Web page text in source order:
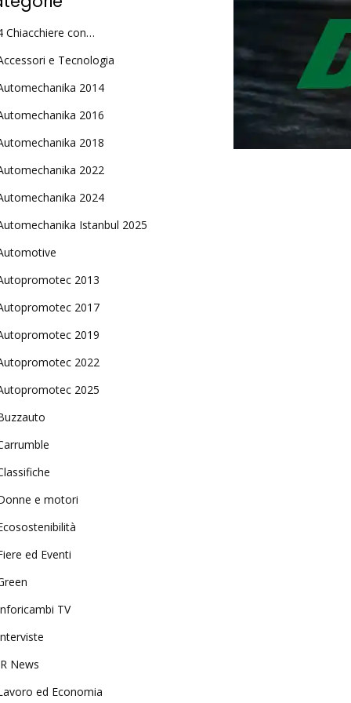
Chiacchiere con…
e Tecnologia
2014
2016
2018
2022
2024
Istanbul 2025
2013
2017
2019
2022
2025
e motori
ed Eventi
TV
News
ed Economia